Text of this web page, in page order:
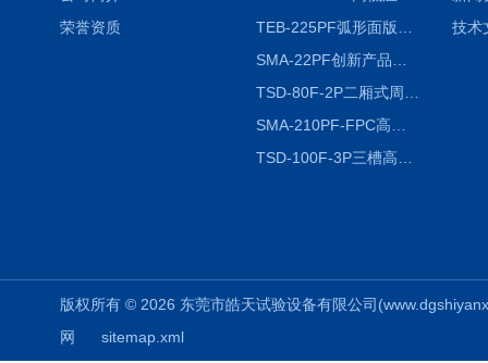
荣誉资质
技术
版权所有 © 2026 东莞市皓天试验设备有限公司
网
sitemap.xml